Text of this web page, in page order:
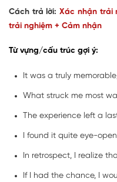
Cách trả lời:Xác nhận trải
trải nghiệm + Cảm nhận
Từ vựng/cấu trúc gợi ý:
It was a truly
What struck me most
The experience left a
I found it quite eye-
In retrospect, I realize
If I had the chance, I